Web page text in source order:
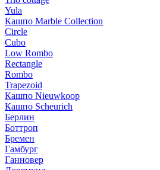
Yula
Кашпо Marble Collection
Circle
Cubo
Low Rombo
Rectangle
Rombo
Trapezoid
Кашпо Nieuwkoop
Кашпо Scheurich
Берлин
Боттроп
Бремен
Гамбург
Ганновер